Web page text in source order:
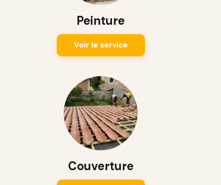
Peinture
Voir le service
Couverture